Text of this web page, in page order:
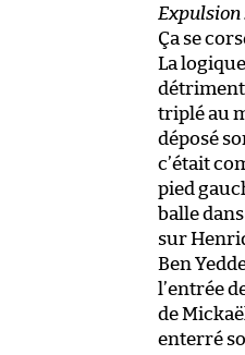
Expulsion
Ça se
La
détriment
triplé au
déposé
c’était
pied
balle
sur
Ben
l’entrée
de
enterré